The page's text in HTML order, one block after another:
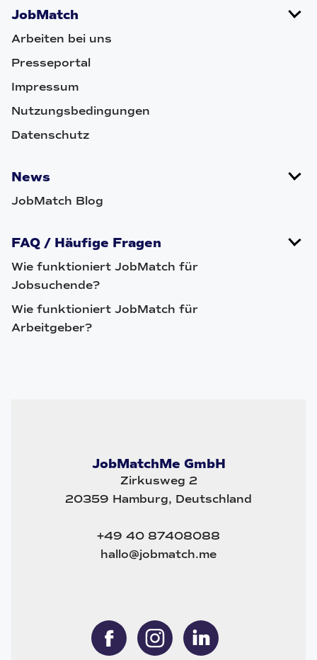
JobMatch
Arbeiten bei uns
Presseportal
Impressum
Nutzungsbedingungen
Datenschutz
News
JobMatch Blog
FAQ / Häufige Fragen
Wie funktioniert JobMatch für
Jobsuchende?
Wie funktioniert JobMatch für
Arbeitgeber?
JobMatchMe GmbH
Zirkusweg 2
20359 Hamburg, Deutschland
+49 40 87408088
hallo@jobmatch.me